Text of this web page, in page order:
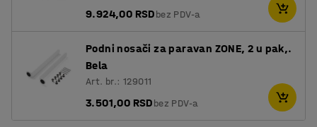
9.924,00 RSDbez PDV-a
Podni nosači za paravan ZONE, 2 u pak,.
Bela
Art. br.: 129011
3.501,00 RSDbez PDV-a